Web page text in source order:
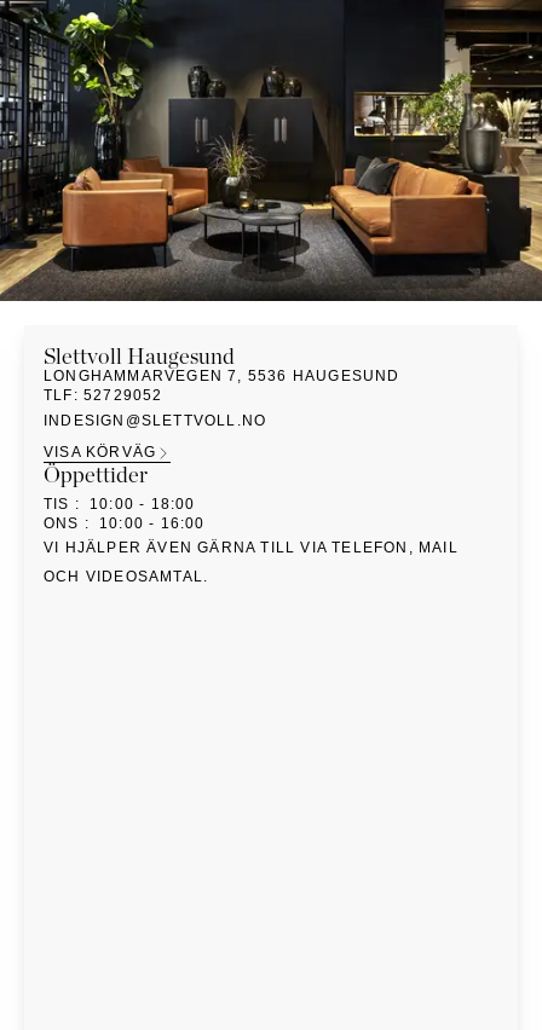
TILLBEHÖR
KOMMODER
SÄNGBORD
Marbella
Palma
Slettvoll Haugesund
LONGHAMMARVEGEN 7 , 5536
HAUGESUND
TLF :52729052
INDESIGN@SLETTVOLL.NO
VISA KÖRVÄG
Öppettider
TIS :
10:00 - 18:00
ONS :
10:00 - 16:00
VI HJÄLPER ÄVEN GÄRNA TILL VIA TELEFON, MAIL
OCH VIDEOSAMTAL.